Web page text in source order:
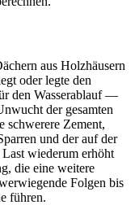
aus Holzhäusern
oder legte den
den Wasserablauf —
der gesamten
schwerere Zement,
und der auf der
Last wiederum erhöht
die eine weitere
Folgen bis
führen.